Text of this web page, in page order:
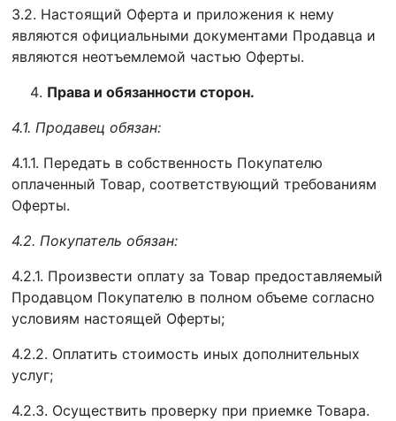
3.2. Настоящий Оферта и приложения к нему
являются официальными документами Продавца и
являются неотъемлемой частью Оферты.
Права и обязанности сторон.
4.1. Продавец обязан:
4.1.1. Передать в собственность Покупателю
оплаченный Товар, соответствующий требованиям
Оферты.
4.2. Покупатель обязан:
4.2.1. Произвести оплату за Товар предоставляемый
Продавцом Покупателю в полном объеме согласно
условиям настоящей Оферты;
4.2.2. Оплатить стоимость иных дополнительных
услуг;
4.2.3. Осуществить проверку при приемке Товара.